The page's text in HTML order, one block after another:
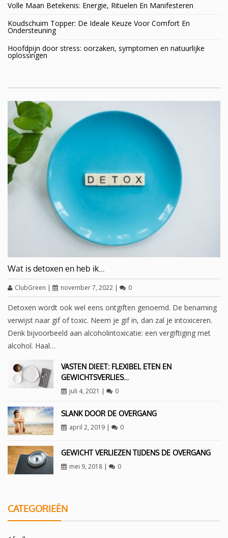
Volle Maan Betekenis: Energie, Rituelen En Manifesteren
Koudschuim Topper: De Ideale Keuze Voor Comfort En
Ondersteuning
Hoofdpijn door stress: oorzaken, symptomen en natuurlijke
oplossingen
Wat is detoxen en heb ik…
ClubGreen | november 7, 2022 | 0
Detoxen wordt ook wel eens ontgiften genoemd. De benaming
verwijst naar gif of toxic. Neem je gif in, dan zal je intoxiceren.
Denk bijvoorbeeld aan alcoholintoxicatie: een vergiftiging met
alcohol. Haal…
VASTEN DIEET: FLEXIBEL ETEN EN
GEWICHTSVERLIES…
juli 4, 2021 | 0
SLANK DOOR DE OVERGANG
april 2, 2019| 0
GEWICHT VERLIEZEN TIJDENS DE OVERGANG
mei 9, 2018| 0
CATEGORIEËN